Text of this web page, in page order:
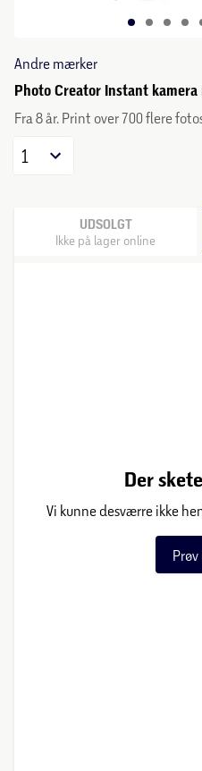
Andre mærker
Photo Creator Instant
Fra 8 år. Print over 700 flere
1
UDSOLGT
Ikke på lager online
Der
Vi kunne desværre ikke